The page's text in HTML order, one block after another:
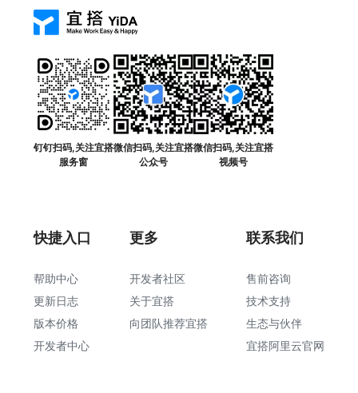
钉钉扫码,关注宜搭
服务窗
微信扫码,关注宜搭
公众号
微信扫码,关注宜搭
视频号
快捷入口
帮助中心
更新日志
版本价格
开发者中心
更多
开发者社区
关于宜搭
向团队推荐宜搭
联系我们
售前咨询
技术支持
生态与伙伴
宜搭阿里云官网